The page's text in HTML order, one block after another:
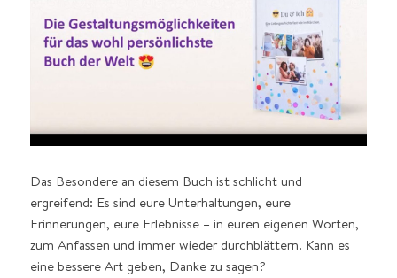
Das Besondere an diesem Buch ist schlicht und
ergreifend: Es sind eure Unterhaltungen, eure
Erinnerungen, eure Erlebnisse – in euren eigenen Worten,
zum Anfassen und immer wieder durchblättern. Kann es
eine bessere Art geben, Danke zu sagen?